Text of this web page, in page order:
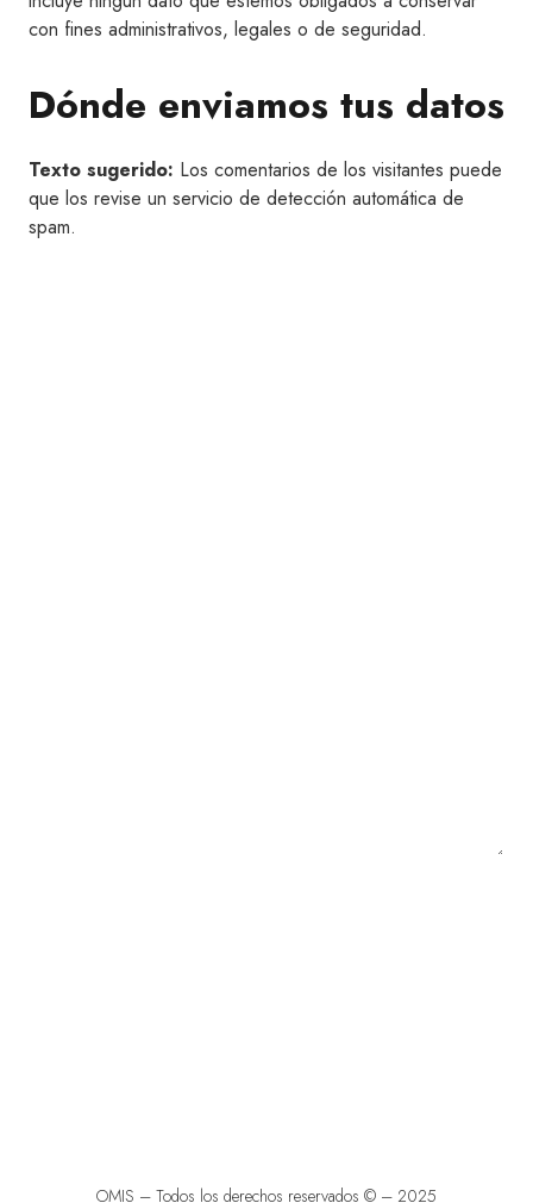
con fines administrativos, legales o de seguridad.
Dónde enviamos tus datos
Texto sugerido: Los comentarios de los visitantes puede
que los revise un servicio de detección automática de
spam.
OMIS – Todos los derechos reservados © – 2025